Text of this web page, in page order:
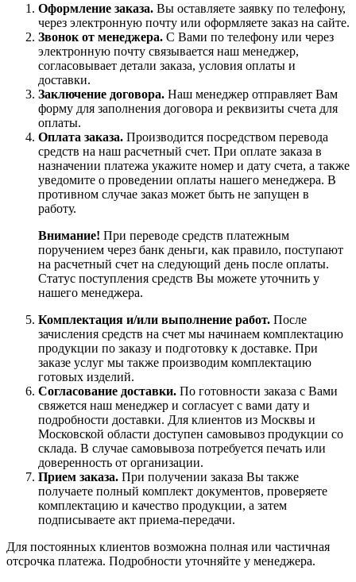
Оформление заказа. Вы оставляете заявку по телефону,
через электронную почту или оформляете заказ на сайте.
Звонок от менеджера. С Вами по телефону или через
электронную почту связывается наш менеджер,
согласовывает детали заказа, условия оплаты и
доставки.
Заключение договора. Наш менеджер отправляет Вам
форму для заполнения договора и реквизиты счета для
оплаты.
Оплата заказа. Производится посредством перевода
средств на наш расчетный счет. При оплате заказа в
назначении платежа укажите номер и дату счета, а также
уведомите о проведении оплаты нашего менеджера. В
противном случае заказ может быть не запущен в
работу.
Внимание! При переводе средств платежным
поручением через банк деньги, как правило, поступают
на расчетный счет на следующий день после оплаты.
Статус поступления средств Вы можете уточнить у
нашего менеджера.
Комплектация и/или выполнение работ. После
зачисления средств на счет мы начинаем комплектацию
продукции по заказу и подготовку к доставке. При
заказе услуг мы также производим комплектацию
готовых изделий.
Согласование доставки. По готовности заказа с Вами
свяжется наш менеджер и согласует с вами дату и
подробности доставки. Для клиентов из Москвы и
Московской области доступен самовывоз продукции со
склада. В случае самовывоза потребуется печать или
доверенность от организации.
Прием заказа. При получении заказа Вы также
получаете полный комплект документов, проверяете
комплектацию и качество продукции, а затем
подписываете акт приема-передачи.
Для постоянных клиентов возможна полная или частичная
отсрочка платежа. Подробности уточняйте у менеджера.